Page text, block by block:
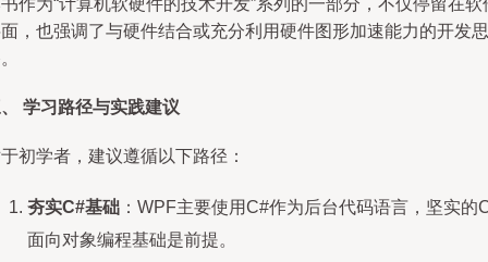
作为“计算机软硬件的技术开发”系列的一部分，不仅停留在软
，也强调了与硬件结合或充分利用硬件图形加速能力的开发思
学习路径与实践建议
初学者，建议遵循以下路径：
夯实C#基础 ：WPF主要使用C#作为后台代码语言，坚实的
面向对象编程基础是前提。